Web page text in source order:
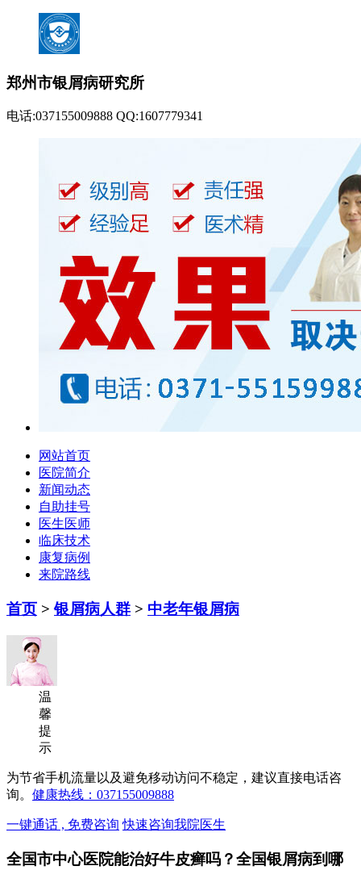
郑州市银屑病研究所
电话:037155009888 QQ:1607779341
网站首页
医院简介
新闻动态
自助挂号
医生医师
临床技术
康复病例
来院路线
首页 >银屑病人群 > 中老年银屑病
温
馨
提
示
为节省手机流量以及避免移动访问不稳定，建议直接电话咨
询。 健康热线：037155009888
一键通话 , 免费咨询 快速咨询我院医生
全国市中心医院能治好牛皮癣吗？全国银屑病到哪